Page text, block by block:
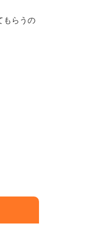
もらうの